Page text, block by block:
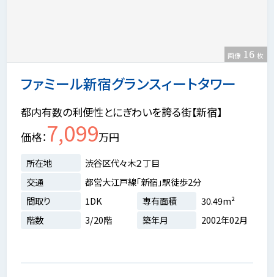
ファミール新宿グランスィートタワー
画像 16 枚
都内有数の利便性とにぎわいを誇る街【新宿】
価格 7,099万円
所在地
渋谷区代々木２丁目
交通
都営大江戸線「新宿」駅徒歩2分
間取り
1DK 専有面積
30.49m²
階数
3/20階 築年月 2002年02月